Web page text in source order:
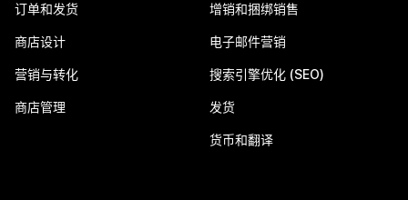
订单和发货
商店设计
营销与转化
商店管理
增销和捆绑销售
电子邮件营销
搜索引擎优化 (SEO)
发货
货币和翻译